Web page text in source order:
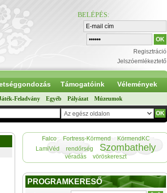
BELÉPÉS:
Regisztráció
Jelszóemlékeztető
Támogatóink Vélemények
Feladvány Egyéb Pályázat Múzeumok
Falco Fortress-Körmend
KörmendKC
LamiVéd
rendőrség Szombathely
véradás vöröskereszt
PROGRAMKERESŐ